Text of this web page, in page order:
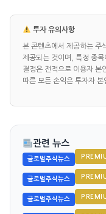
투자 유의사항
본 콘텐츠에서 제공하는 주
제공되는 것이며, 특정 종
결정은 전적으로 이용자 본
따른 모든 손익은 투자자 본
관련 뉴스
글로벌주식뉴스
글로벌주식뉴스
글로벌주식뉴스